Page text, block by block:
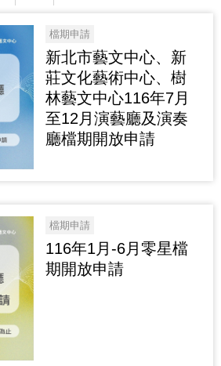
檔期申請
新北市藝文中心、新
莊文化藝術中心、樹
林藝文中心116年7月
至12月演藝廳及演奏
廳檔期開放申請
檔期申請
116年1月-6月零星檔
期開放申請